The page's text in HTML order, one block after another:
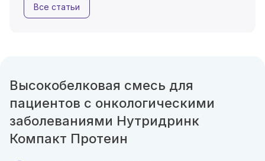
Все статьи
Высокобелковая смесь для
пациентов с онкологическими
заболеваниями Нутридринк
Компакт Протеин